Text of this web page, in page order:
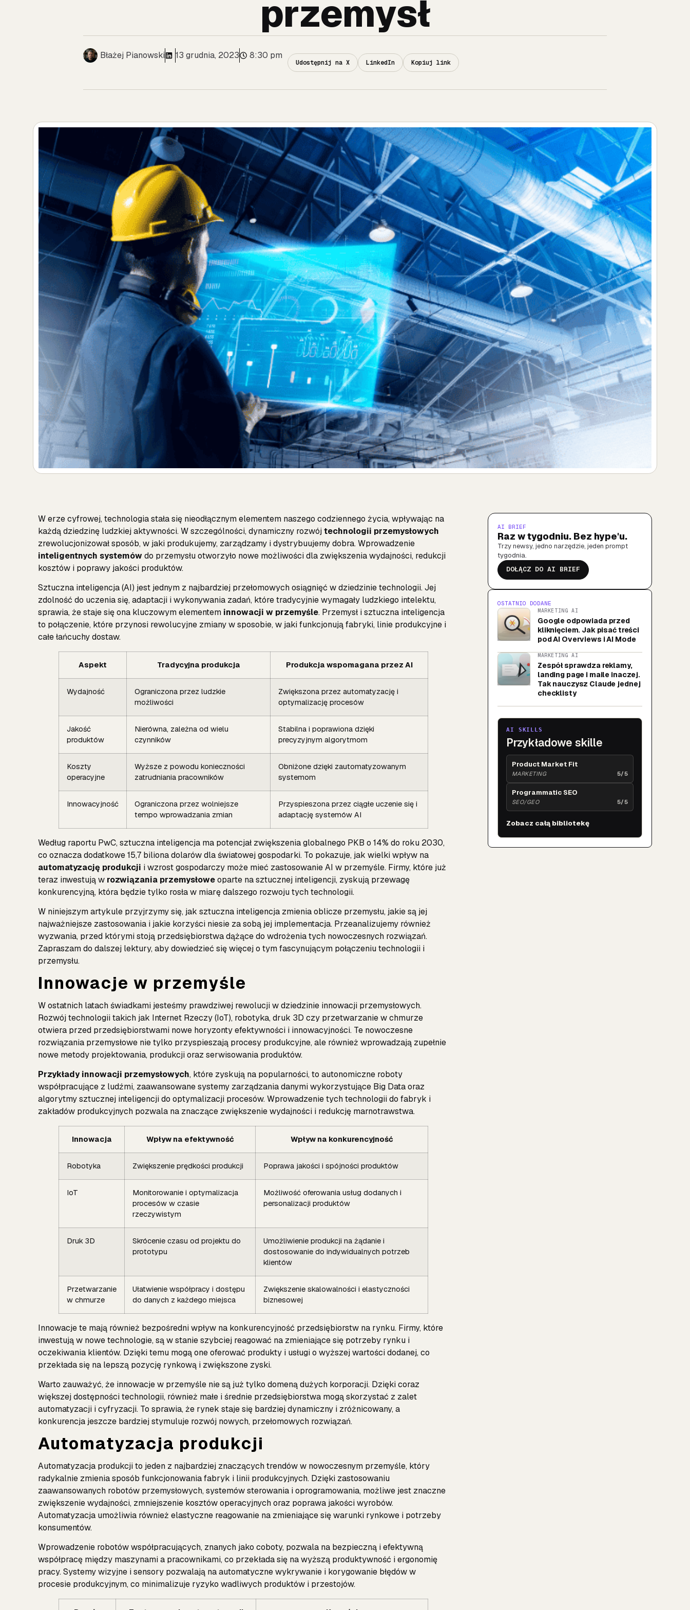
przemysł
Błażej Pianowski 13 grudnia, 2023 8:30 pm
Udostępnij na X LinkedIn Kopiuj link
W erze cyfrowej, technologia stała się nieodłącznym elementem naszego codziennego życia, wpływając na
każdą dziedzinę ludzkiej aktywności. W szczególności, dynamiczny rozwójtechnologii przemysłowych
zrewolucjonizował sposób, w jaki produkujemy, zarządzamy i dystrybuujemy dobra. Wprowadzenie
inteligentnych systemówdo przemysłu otworzyło nowe możliwości dla zwiększenia wydajności, redukcji
kosztów i poprawy jakości produktów.
Sztuczna inteligencja (AI) jest jednym z najbardziej przełomowych osiągnięć w dziedzinie technologii. Jej
zdolność do uczenia się, adaptacji i wykonywania zadań, które tradycyjnie wymagały ludzkiego intelektu,
sprawia, że staje się ona kluczowym elementem innowacji w przemyśle. Przemysł i sztuczna inteligencja
to połączenie, które przynosi rewolucyjne zmiany w sposobie, w jaki funkcjonują fabryki, linie produkcyjne i
całe łańcuchy dostaw.
Aspekt Tradycyjna produkcja Produkcja wspomagana przez AI
Wydajność
Ograniczona przez ludzkie
możliwości
Zwiększona przez automatyzację i
optymalizację procesów
Jakość
produktów
Nierówna, zależna od wielu
czynników
Stabilna i poprawiona dzięki
precyzyjnym algorytmom
Koszty
operacyjne
Wyższe z powodu konieczności
zatrudniania pracowników
Obniżone dzięki zautomatyzowanym
systemom
Innowacyjność
Ograniczona przez wolniejsze
tempo wprowadzania zmian
Przyspieszona przez ciągłe uczenie się i
adaptację systemów AI
Według raportu PwC, sztuczna inteligencja ma potencjał zwiększenia globalnego PKB o 14% do roku 2030,
co oznacza dodatkowe 15,7 biliona dolarów dla światowej gospodarki. To pokazuje, jak wielki wpływ na
automatyzację produkcji i wzrost gospodarczy może mieć zastosowanie AI w przemyśle. Firmy, które już
teraz inwestują w rozwiązania przemysłoweoparte na sztucznej inteligencji, zyskują przewagę
konkurencyjną, która będzie tylko rosła w miarę dalszego rozwoju tych technologii.
W niniejszym artykule przyjrzymy się, jak sztuczna inteligencja zmienia oblicze przemysłu, jakie są jej
najważniejsze zastosowania i jakie korzyści niesie za sobą jej implementacja. Przeanalizujemy również
wyzwania, przed którymi stoją przedsiębiorstwa dążące do wdrożenia tych nowoczesnych rozwiązań.
Zapraszam do dalszej lektury, aby dowiedzieć się więcej o tym fascynującym połączeniu technologii i
przemysłu.
Innowacje w przemyśle
W ostatnich latach świadkami jesteśmy prawdziwej rewolucji w dziedzinie innowacji przemysłowych.
Rozwój technologii takich jak Internet Rzeczy (IoT), robotyka, druk 3D czy przetwarzanie w chmurze
otwiera przed przedsiębiorstwami nowe horyzonty efektywności i innowacyjności. Te nowoczesne
rozwiązania przemysłowe nie tylko przyspieszają procesy produkcyjne, ale również wprowadzają zupełnie
nowe metody projektowania, produkcji oraz serwisowania produktów.
Przykłady innowacji przemysłowych, które zyskują na popularności, to autonomiczne roboty
współpracujące z ludźmi, zaawansowane systemy zarządzania danymi wykorzystujące Big Data oraz
algorytmy sztucznej inteligencji do optymalizacji procesów. Wprowadzenie tych technologii do fabryk i
zakładów produkcyjnych pozwala na znaczące zwiększenie wydajności i redukcję marnotrawstwa.
Innowacja Wpływ na efektywność Wpływ na konkurencyjność
Robotyka Zwiększenie prędkości produkcji Poprawa jakości i spójności produktów
IoT
Monitorowanie i optymalizacja
procesów w czasie
rzeczywistym
Możliwość oferowania usług dodanych i
personalizacji produktów
Druk 3D
Skrócenie czasu od projektu do
prototypu
Umożliwienie produkcji na żądanie i
dostosowanie do indywidualnych potrzeb
klientów
Przetwarzanie
w chmurze
Ułatwienie współpracy i dostępu
do danych z każdego miejsca
Zwiększenie skalowalności i elastyczności
biznesowej
Innowacje te mają również bezpośredni wpływ na konkurencyjność przedsiębiorstw na rynku. Firmy, które
inwestują w nowe technologie, są w stanie szybciej reagować na zmieniające się potrzeby rynku i
oczekiwania klientów. Dzięki temu mogą one oferować produkty i usługi o wyższej wartości dodanej, co
przekłada się na lepszą pozycję rynkową i zwiększone zyski.
Warto zauważyć, że innowacje w przemyśle nie są już tylko domeną dużych korporacji. Dzięki coraz
większej dostępności technologii, również małe i średnie przedsiębiorstwa mogą skorzystać z zalet
automatyzacji i cyfryzacji. To sprawia, że rynek staje się bardziej dynamiczny i zróżnicowany, a
konkurencja jeszcze bardziej stymuluje rozwój nowych, przełomowych rozwiązań.
Automatyzacja produkcji
Automatyzacja produkcji to jeden z najbardziej znaczących trendów w nowoczesnym przemyśle, który
radykalnie zmienia sposób funkcjonowania fabryk i linii produkcyjnych. Dzięki zastosowaniu
zaawansowanych robotów przemysłowych, systemów sterowania i oprogramowania, możliwe jest znaczne
zwiększenie wydajności, zmniejszenie kosztów operacyjnych oraz poprawa jakości wyrobów.
Automatyzacja umożliwia również elastyczne reagowanie na zmieniające się warunki rynkowe i potrzeby
konsumentów.
Wprowadzenie robotów współpracujących, znanych jako coboty, pozwala na bezpieczną i efektywną
współpracę między maszynami a pracownikami, co przekłada się na wyższą produktywność i ergonomię
pracy. Systemy wizyjne i sensory pozwalają na automatyczne wykrywanie i korygowanie błędów w
procesie produkcyjnym, co minimalizuje ryzyko wadliwych produktów i przestojów.
AI BRIEF
Raz w tygodniu. Bez hype'u.
Trzy newsy, jedno narzędzie, jeden prompt
tygodnia.
DOŁĄCZ DO AI BRIEF
OSTATNIO DODANE
MARKETING AI
Google odpowiada przed
kliknięciem. Jak pisać treści
pod AI Overviews i AI Mode
MARKETING AI
Zespół sprawdza reklamy,
landing page i maile inaczej.
Tak nauczysz Claude jednej
checklisty
AI SKILLS
Przykładowe skille
Product Market Fit
MARKETING 5/5
Programmatic SEO
SEO/GEO 5/5
Zobacz całą bibliotekę